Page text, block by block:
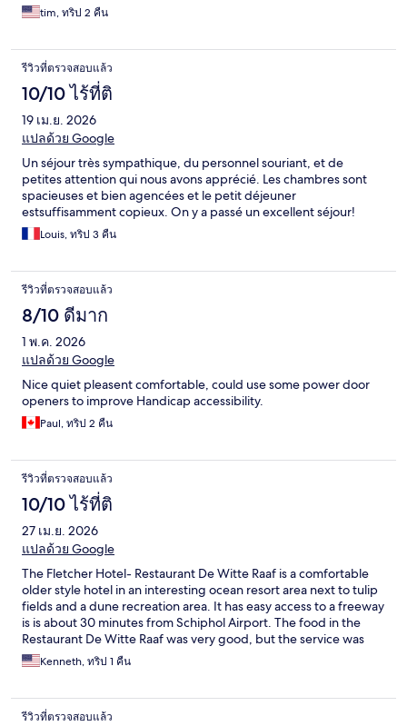
tim, ทริป 2 คืน
รีวิวที่ตรวจสอบแล้ว
10/10 ไร้ที่ติ
19 เม.ย. 2026
แปลด้วย Google
Un séjour très sympathique, du personnel souriant, et de
petites attention qui nous avons apprécié. Les chambres sont
spacieuses et bien agencées et le petit déjeuner
estsuffisamment copieux. On y a passé un excellent séjour!
Louis, ทริป 3 คืน
รีวิวที่ตรวจสอบแล้ว
8/10 ดีมาก
1 พ.ค. 2026
แปลด้วย Google
Nice quiet pleasent comfortable, could use some power door
openers to improve Handicap accessibility.
Paul, ทริป 2 คืน
รีวิวที่ตรวจสอบแล้ว
10/10 ไร้ที่ติ
27 เม.ย. 2026
แปลด้วย Google
The Fletcher Hotel- Restaurant De Witte Raaf is a comfortable
older style hotel in an interesting ocean resort area next to tulip
fields and a dune recreation area. It has easy access to a freeway
is is about 30 minutes from Schiphol Airport. The food in the
Restaurant De Witte Raaf was very good, but the service was
rough. This was a fine hotel for us to stay in, but is unique.
Kenneth, ทริป 1 คืน
รีวิวที่ตรวจสอบแล้ว